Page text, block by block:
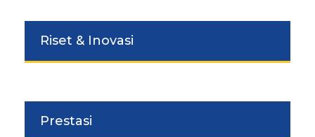
Riset & Inovasi
Prestasi